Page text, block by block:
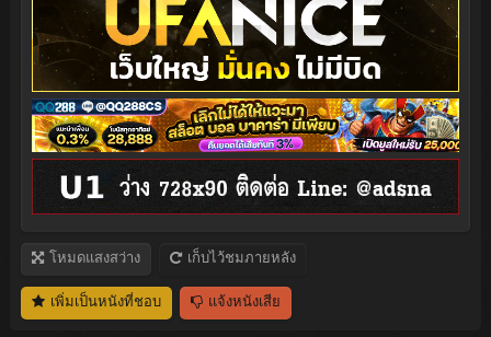
โหมดแสงสว่าง เก็บไว้ชมภายหลัง
เพิ่มเป็นหนังที่ชอบ แจ้งหนังเสีย